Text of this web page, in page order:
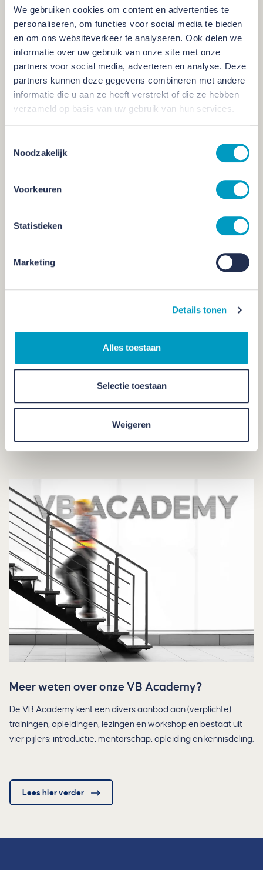
We gebruiken cookies om content en advertenties te
personaliseren, om functies voor social media te bieden
en om ons websiteverkeer te analyseren. Ook delen we
informatie over uw gebruik van onze site met onze
partners voor social media, adverteren en analyse. Deze
partners kunnen deze gegevens combineren met andere
informatie die u aan ze heeft verstrekt of die ze hebben
verzameld op basis van uw gebruik van hun services.
Noodzakelijk
Voorkeuren
Statistieken
Marketing
Details tonen
Alles toestaan
Selectie toestaan
Weigeren
Meer weten over onze VB Academy?
De VB Academy kent een divers aanbod aan (verplichte)
trainingen, opleidingen, lezingen en workshop en bestaat uit
vier pijlers: introductie, mentorschap, opleiding en kennisdeling.
Lees hier verder